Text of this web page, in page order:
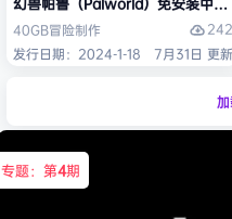
40GB冒险制作
242
发行日期：2024-1-18
7月31日 更新
专题：第4期